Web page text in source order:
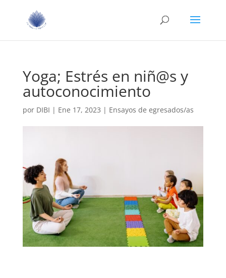
Yoga; Estrés en niñ@s y
autoconocimiento
por DIBI | Ene 17, 2023 | Ensayos de egresados/as